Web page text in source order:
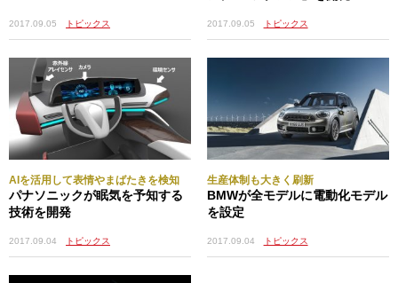
2017.09.05 トピックス 2017.09.05 トピックス
AIを活用して表情やまばたきを検知
パナソニックが眠気を予知する
技術を開発
2017.09.04 トピックス
生産体制も大きく刷新
BMWが全モデルに電動化モデル
を設定
2017.09.04 トピックス